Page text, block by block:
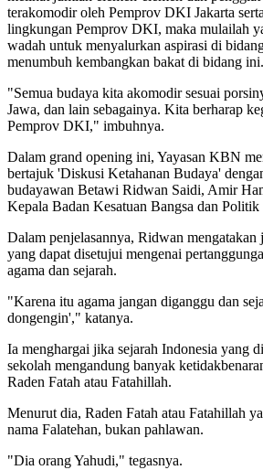
terakomodir oleh Pemprov DKI Jakarta
lingkungan Pemprov DKI, maka mulailah
wadah untuk menyalurkan aspirasi di
menumbuh kembangkan bakat di bidang ini.
"Semua budaya kita akomodir sesuai
Jawa, dan lain sebagainya. Kita berharap
Pemprov DKI," imbuhnya.
Dalam grand opening ini, Yayasan KBN
bertajuk 'Diskusi Ketahanan Budaya'
budayawan Betawi Ridwan Saidi, Amir
Kepala Badan Kesatuan Bangsa dan
Dalam penjelasannya, Ridwan mengatakan
yang dapat disetujui mengenai
agama dan sejarah.
"Karena itu agama jangan diganggu dan
dongengin'," katanya.
Ia menghargai jika sejarah Indonesia yang
sekolah mengandung banyak
Raden Fatah atau Fatahillah.
Menurut dia, Raden Fatah atau Fatahillah
nama Falatehan, bukan pahlawan.
"Dia orang Yahudi," tegasnya.